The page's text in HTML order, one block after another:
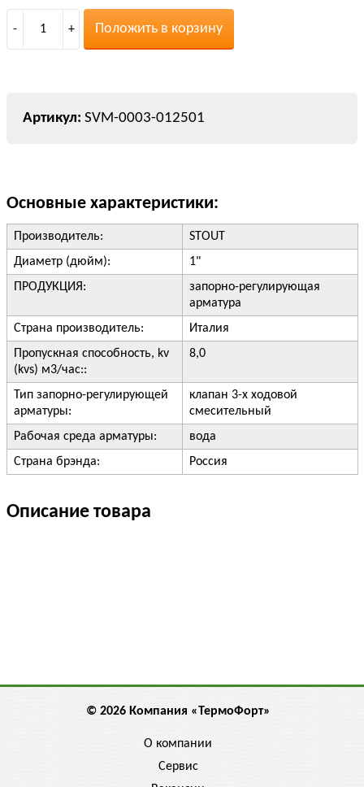
- 1 + Положить в корзину
SVM-0003-012501
Основные характеристики:
Производитель:
STOUT
Диаметр (дюйм):
1"
ПРОДУКЦИЯ:
запорно-регулирующая
арматура
Страна производитель:
Италия
Пропускная способность, kv
(kvs) м3/час::
8,0
Тип запорно-регулирующей
арматуры:
клапан 3-х ходовой
смесительный
Рабочая среда арматуры:
вода
Страна брэнда:
Россия
Описание товара
© 2026 Компания «ТермоФорт»
О компании
Сервис